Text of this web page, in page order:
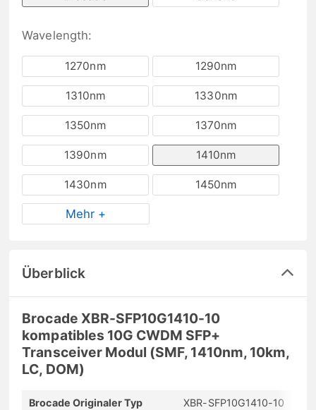
Wavelength:
1270nm 1290nm
1310nm 1330nm
1350nm 1370nm
1390nm 1410nm
1430nm 1450nm
Mehr +
Überblick
Brocade XBR-SFP10G1410-10
kompatibles 10G CWDM SFP+
Transceiver Modul (SMF, 1410nm, 10km,
LC, DOM)
Brocade Originaler Typ XBR-SFP10G1410-10